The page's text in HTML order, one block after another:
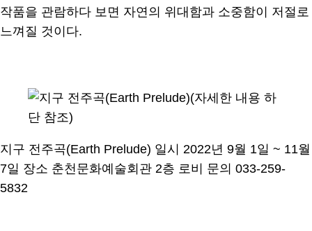
작품을 관람하다 보면 자연의 위대함과 소중함이 저절로
느껴질 것이다.
지구 전주곡(Earth Prelude) 일시 2022년 9월 1일 ~ 11월
7일 장소 춘천문화예술회관 2층 로비 문의 033-259-
5832